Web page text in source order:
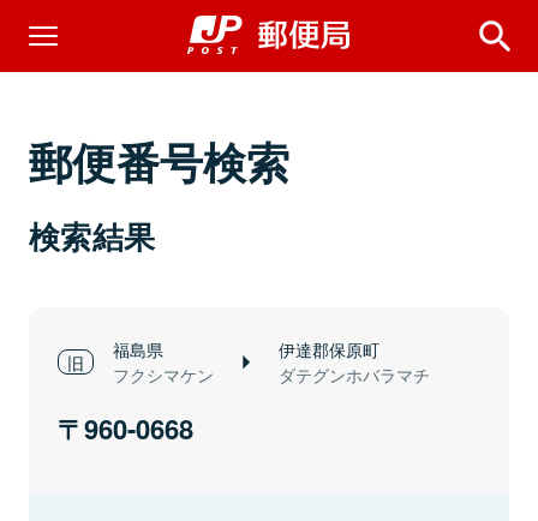
郵便番号検索
検索結果
福島県
フクシマケン
伊達郡保原町
ダテグンホバラマチ
960-0668